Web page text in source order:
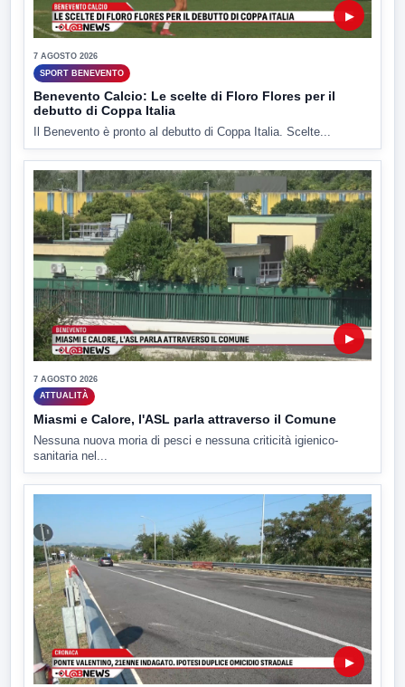
▶
7 AGOSTO 2026
SPORT BENEVENTO
Benevento Calcio: Le scelte di Floro Flores per il
debutto di Coppa Italia
Il Benevento è pronto al debutto di Coppa Italia. Scelte...
▶
7 AGOSTO 2026
ATTUALITÀ
Miasmi e Calore, l'ASL parla attraverso il Comune
Nessuna nuova moria di pesci e nessuna criticità igienico-
sanitaria nel...
▶